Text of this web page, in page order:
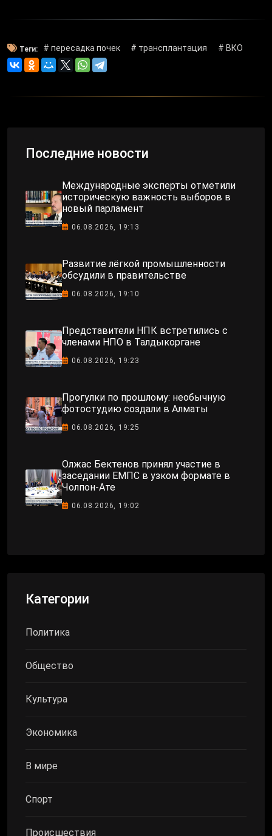
Теги: # пересадка почек # трансплантация # ВКО
Последние новости
Международные эксперты отметили
историческую важность выборов в
новый парламент
06.08.2026, 19:13
Развитие лёгкой промышленности
обсудили в правительстве
06.08.2026, 19:10
Представители НПК встретились с
членами НПО в Талдыкоргане
06.08.2026, 19:23
Прогулки по прошлому: необычную
фотостудию создали в Алматы
06.08.2026, 19:25
Олжас Бектенов принял участие в
заседании ЕМПС в узком формате в
Чолпон-Ате
06.08.2026, 19:02
Категории
Политика
Общество
Культура
Экономика
В мире
Спорт
Происшествия